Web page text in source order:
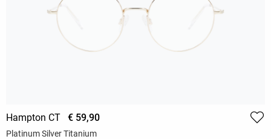
Hampton CT € 59,90
Platinum Silver Titanium